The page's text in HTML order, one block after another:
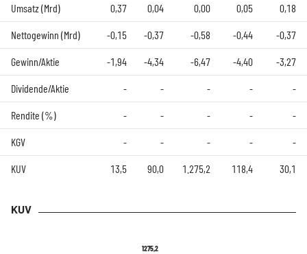
Umsatz (Mrd)
0,37 0,04 0,00 0,05 0,18
Nettogewinn (Mrd) -0,15 -0,37 -0,58 -0,44 -0,37
Gewinn/Aktie -1,94 -4,34 -6,47 -4,40 -3,27
Dividende/Aktie - - - - -
Rendite (%) - - - - -
KGV - - - - -
KUV 13,5 90,0 1.275,2 118,4 30,1
KUV
1275,2
1275,2